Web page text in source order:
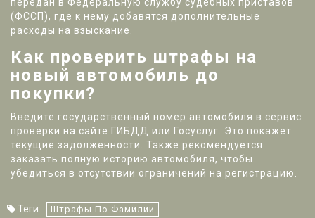
передан в Федеральную службу судебных приставов
(ФССП), где к нему добавятся дополнительные
расходы на взыскание.
Как проверить штрафы на
новый автомобиль до
покупки?
Введите государственный номер автомобиля в сервис
проверки на сайте ГИБДД или Госуслуг. Это покажет
текущие задолженности. Также рекомендуется
заказать полную историю автомобиля, чтобы
убедиться в отсутствии ограничений на регистрацию.
Теги: Штрафы По Фамилии